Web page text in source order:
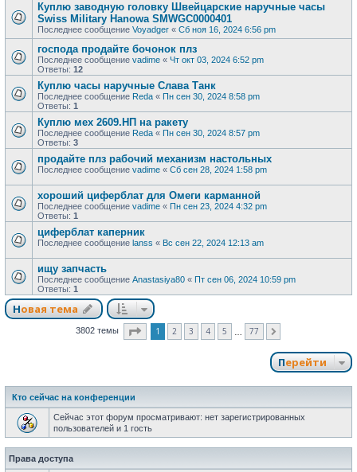
Куплю заводную головку Швейцарские наручные часы
Swiss Military Hanowa SMWGC0000401
Последнее сообщение Voyadger « Сб ноя 16, 2024 6:56 pm
господа продайте бочонок плз
Последнее сообщение vadime « Чт окт 03, 2024 6:52 pm
Ответы: 12
Куплю часы наручные Слава Танк
Последнее сообщение Reda « Пн сен 30, 2024 8:58 pm
Ответы: 1
Куплю мех 2609.НП на ракету
Последнее сообщение Reda « Пн сен 30, 2024 8:57 pm
Ответы: 3
продайте плз рабочий механизм настольных
Последнее сообщение vadime « Сб сен 28, 2024 1:58 pm
хороший циферблат для Омеги карманной
Последнее сообщение vadime « Пн сен 23, 2024 4:32 pm
Ответы: 1
циферблат каперник
Последнее сообщение lanss « Вс сен 22, 2024 12:13 am
ищу запчасть
Последнее сообщение Anastasiya80 « Пт сен 06, 2024 10:59 pm
Ответы: 1
Новая тема
3802 темы Страница из
1 2 3 4 5 77
Перейти
Кто сейчас на конференции
Сейчас этот форум просматривают: нет зарегистрированных
пользователей и 1 гость
Права доступа